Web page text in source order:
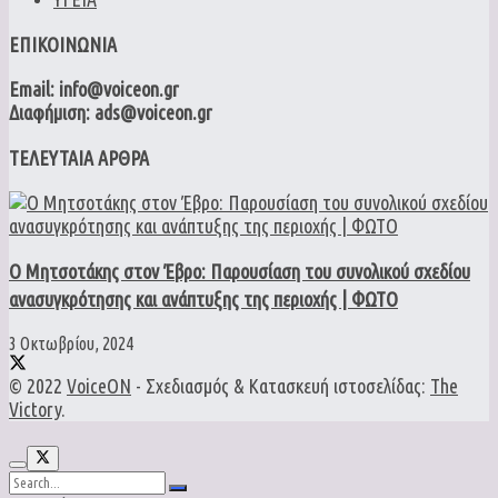
ΕΠΙΚΟΙΝΩΝΙΑ
Email: info@voiceon.gr
Διαφήμιση: ads@voiceon.gr
ΤΕΛΕΥΤΑΙΑ ΑΡΘΡΑ
Ο Μητσοτάκης στον Έβρο: Παρουσίαση του συνολικού σχεδίου
ανασυγκρότησης και ανάπτυξης της περιοχής | ΦΩΤΟ
3 Οκτωβρίου, 2024
© 2022 VoiceON - Σχεδιασμός & Κατασκευή ιστοσελίδας: The
Victory.